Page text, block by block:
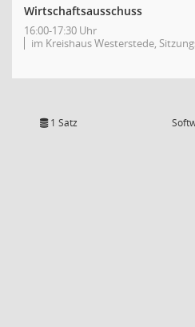
Wirtschaftsausschuss
16:00-17:30 Uhr
im Kreishaus Westerstede,
1 Satz